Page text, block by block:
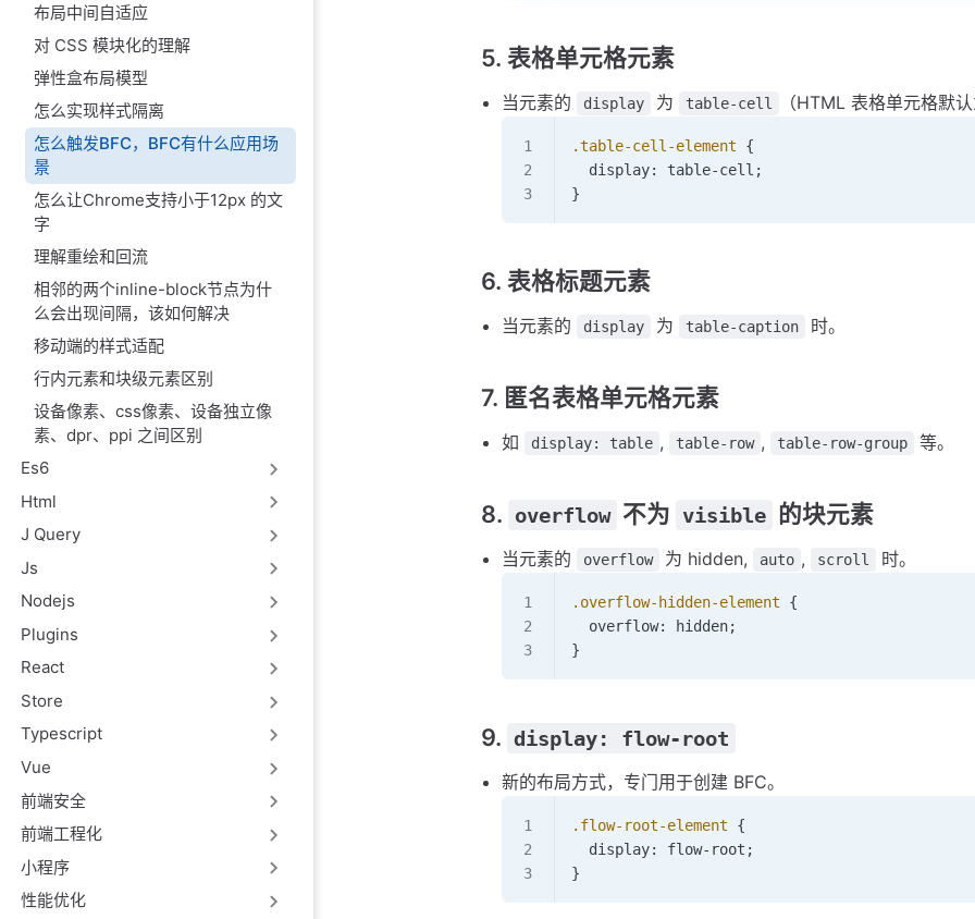
布局中间自适应
对 CSS 模块化的理解
弹性盒布局模型
怎么实现样式隔离
怎么触发BFC，BFC有什么应用场
景
怎么让Chrome支持小于12px 的文
字
理解重绘和回流
相邻的两个inline-block节点为什
么会出现间隔，该如何解决
移动端的样式适配
行内元素和块级元素区别
设备像素、css像素、设备独立像
素、dpr、ppi 之间区别
Es6
Html
J Query
Js
Nodejs
Plugins
React
Store
Typescript
Vue
前端安全
前端工程化
小程序
性能优化
5. 表格单元格元素
当元素的 display 为 table-cell （HTML 表格单元格默认
.table-cell-element {
  display:
table-cell ;
}
6. 表格标题元素
当元素的 display 为 table-caption 时。
7. 匿名表格单元格元素
如 display: table , table-row , table-row-group 等。
8. overflow 不为 visible 的块元素
当元素的 overflow 为 hidden, auto , scroll 时。
.overflow-hidden-element {
  overflow:
hidden;
}
9. display: flow-root
新的布局方式，专门用于创建 BFC。
.flow-root-element {
  display:
flow-root ;
}